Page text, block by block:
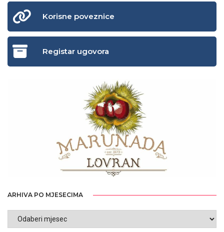
Korisne poveznice
Registar ugovora
ARHIVA PO MJESECIMA
ARHIVA